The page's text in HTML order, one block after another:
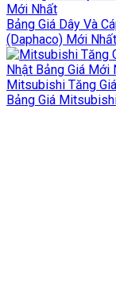
Bảng Giá Dây Và
(Daphaco) Mới Nhất
Mitsubishi Tăng
Bảng Giá